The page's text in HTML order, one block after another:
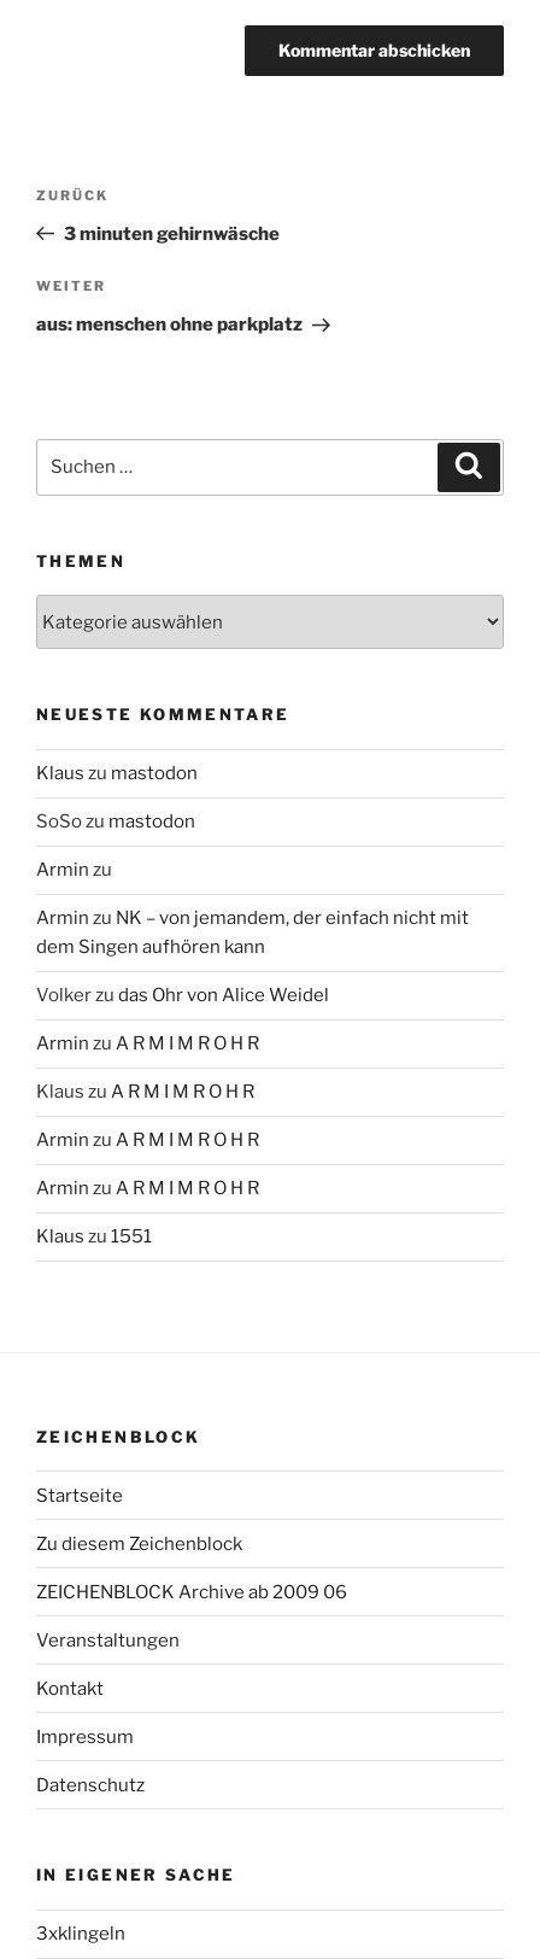
Beitragsnavigation
Vorheriger
Beitrag
ZURÜCK
3 minuten gehirnwäsche
Nächster
Beitrag
WEITER
aus: menschen ohne parkplatz
Suchen
THEMEN
NEUESTE KOMMENTARE
Klaus zu mastodon
SoSozu mastodon
Armin zu
Armin zu NK – von jemandem, der einfach nicht mit
dem Singen aufhören kann
Volkerzu das Ohr von Alice Weidel
Armin zu A R M I M R O H R
Klaus zu A R M I M R O H R
Armin zu A R M I M R O H R
Armin zu A R M I M R O H R
Klaus zu 1551
ZEICHENBLOCK
Startseite
Zu diesem Zeichenblock
ZEICHENBLOCK Archive ab 2009 06
Veranstaltungen
Kontakt
Impressum
Datenschutz
IN EIGENER SACHE
3xklingeln